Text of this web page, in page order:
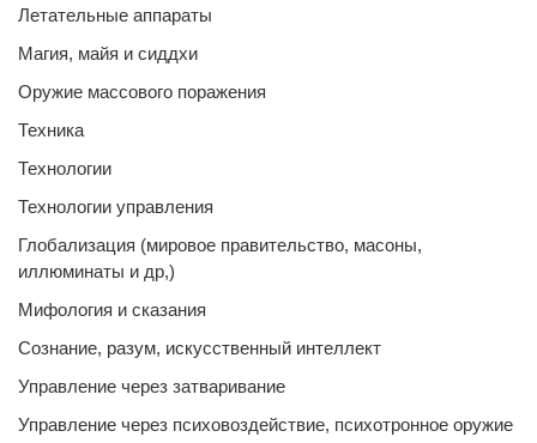
Летательные аппараты
Магия, майя и сиддхи
Оружие массового поражения
Техника
Технологии
Технологии управления
Глобализация (мировое правительство, масоны,
иллюминаты и др,)
Мифология и сказания
Сознание, разум, искусственный интеллект
Управление через затваривание
Управление через психовоздействие, психотронное оружие